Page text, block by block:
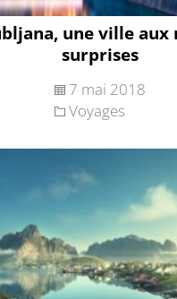
une ville aux
surprises
7 mai 2018
Voyages